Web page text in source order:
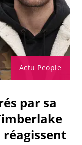
Actu People
par sa